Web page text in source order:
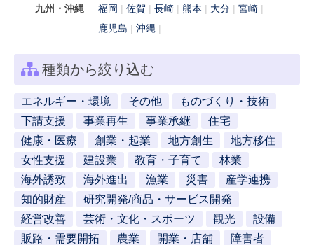
九州・沖縄
福岡 佐賀 長崎 熊本 大分
宮崎
鹿児島
沖縄
種類から絞り込む
エネルギー・環境 その他
ものづくり・技術
下請支援
事業再生 事業承継
住宅
健康・医療
創業・起業 地方創生
地方移住
女性支援
建設業 教育・子育て
林業
海外誘致
海外進出 漁業 災害
産学連携
知的財産
研究開発/商品・サービス開発
経営改善
芸術・文化・スポーツ 観光
設備
販路・需要開拓
農業 開業・店舗
障害者